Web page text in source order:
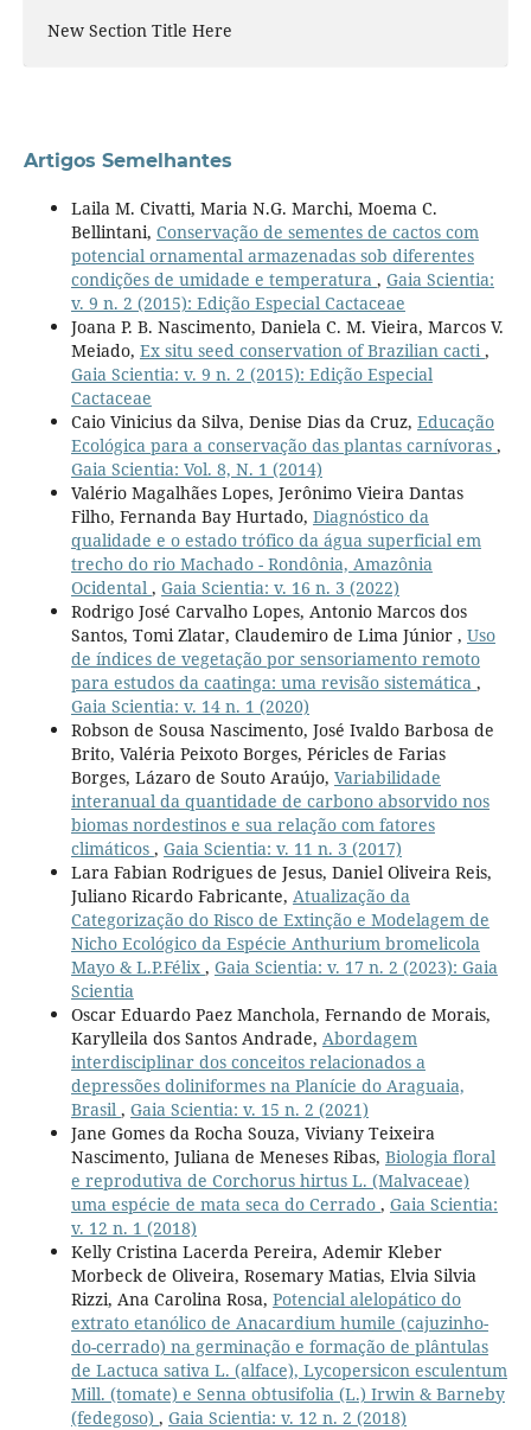
New Section Title Here
Artigos Semelhantes
Laila M. Civatti, Maria N.G. Marchi, Moema C.
Bellintani, Conservação de sementes de cactos com
potencial ornamental armazenadas sob diferentes
condições de umidade e temperatura , Gaia Scientia:
v. 9 n. 2 (2015): Edição Especial Cactaceae
Joana P. B. Nascimento, Daniela C. M. Vieira, Marcos V.
Meiado, Ex situ seed conservation of Brazilian cacti ,
Gaia Scientia: v. 9 n. 2 (2015): Edição Especial
Cactaceae
Caio Vinicius da Silva, Denise Dias da Cruz, Educação
Ecológica para a conservação das plantas carnívoras ,
Gaia Scientia: Vol. 8, N. 1 (2014)
Valério Magalhães Lopes, Jerônimo Vieira Dantas
Filho, Fernanda Bay Hurtado, Diagnóstico da
qualidade e o estado trófico da água superficial em
trecho do rio Machado - Rondônia, Amazônia
Ocidental , Gaia Scientia: v. 16 n. 3 (2022)
Rodrigo José Carvalho Lopes, Antonio Marcos dos
Santos, Tomi Zlatar, Claudemiro de Lima Júnior , Uso
de índices de vegetação por sensoriamento remoto
para estudos da caatinga: uma revisão sistemática ,
Gaia Scientia: v. 14 n. 1 (2020)
Robson de Sousa Nascimento, José Ivaldo Barbosa de
Brito, Valéria Peixoto Borges, Péricles de Farias
Borges, Lázaro de Souto Araújo, Variabilidade
interanual da quantidade de carbono absorvido nos
biomas nordestinos e sua relação com fatores
climáticos , Gaia Scientia: v. 11 n. 3 (2017)
Lara Fabian Rodrigues de Jesus, Daniel Oliveira Reis,
Juliano Ricardo Fabricante, Atualização da
Categorização do Risco de Extinção e Modelagem de
Nicho Ecológico da Espécie Anthurium bromelicola
Mayo & L.P.Félix , Gaia Scientia: v. 17 n. 2 (2023): Gaia
Scientia
Oscar Eduardo Paez Manchola, Fernando de Morais,
Karylleila dos Santos Andrade, Abordagem
interdisciplinar dos conceitos relacionados a
depressões doliniformes na Planície do Araguaia,
Brasil , Gaia Scientia: v. 15 n. 2 (2021)
Jane Gomes da Rocha Souza, Viviany Teixeira
Nascimento, Juliana de Meneses Ribas, Biologia floral
e reprodutiva de Corchorus hirtus L. (Malvaceae)
uma espécie de mata seca do Cerrado , Gaia Scientia:
v. 12 n. 1 (2018)
Kelly Cristina Lacerda Pereira, Ademir Kleber
Morbeck de Oliveira, Rosemary Matias, Elvia Silvia
Rizzi, Ana Carolina Rosa, Potencial alelopático do
extrato etanólico de Anacardium humile (cajuzinho-
do-cerrado) na germinação e formação de plântulas
de Lactuca sativa L. (alface), Lycopersicon esculentum
Mill. (tomate) e Senna obtusifolia (L.) Irwin & Barneby
(fedegoso) , Gaia Scientia: v. 12 n. 2 (2018)